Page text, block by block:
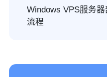
Windows VPS服务
流程